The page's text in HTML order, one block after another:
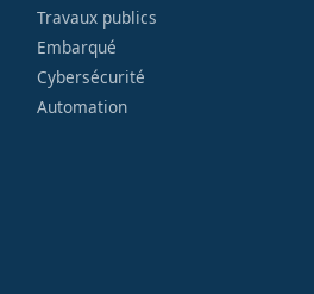
Travaux publics
Embarqué
Cybersécurité
Automation